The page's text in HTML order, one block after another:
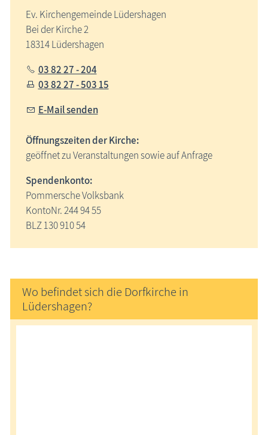
Ev. Kirchengemeinde Lüdershagen
Bei der Kirche 2
18314 Lüdershagen
03 82 27 - 204
03 82 27 - 503 15
E-Mail senden
Öffnungszeiten der Kirche:
geöffnet zu Veranstaltungen sowie auf Anfrage
Spendenkonto:
Pommersche Volksbank
KontoNr. 244 94 55
BLZ 130 910 54
Wo befindet sich die Dorfkirche in
Lüdershagen?